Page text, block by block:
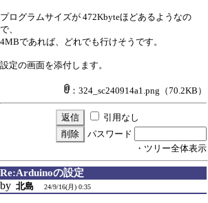
プログラムサイズが 472Kbyteほどあるようなの
で、
4MBであれば、どれでも行けそうです。
設定の画面を添付します。
：324_sc240914a1.png （70.2KB）
引用なし
パスワード
・ツリー全体表示
Re:Arduinoの設定
by 北島 24/9/16(月) 0:35